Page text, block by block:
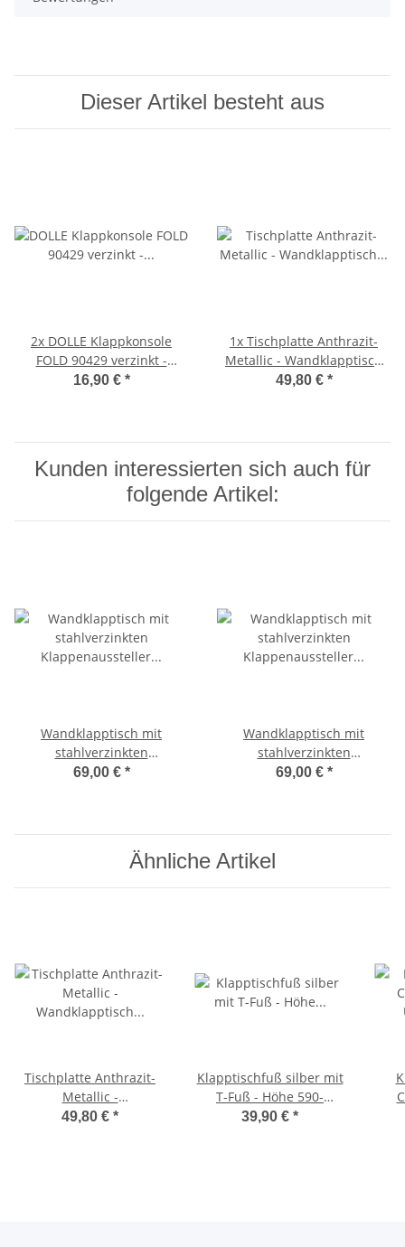
Dieser Artikel besteht aus
2x DOLLE Klappkonsole
FOLD 90429 verzinkt -
Klappenaussteller -
16,90 € *
1x Tischplatte Anthrazit-
Metallic - Wandklapptisch
Tischplatte Platte Holzplatte
49,80 € *
Kunden interessierten sich auch für
folgende Artikel:
Wandklapptisch mit
stahlverzinkten
Klappenaussteller
69,00 € *
Wandklapptisch mit
stahlverzinkten
Klappenaussteller
69,00 € *
Ähnliche Artikel
Tischplatte Anthrazit-
Metallic -
Wandklapptisch
49,80 € *
Klapptischfuß silber mit
T-Fuß - Höhe 590-
780mm Gelenk oben
39,90 € *